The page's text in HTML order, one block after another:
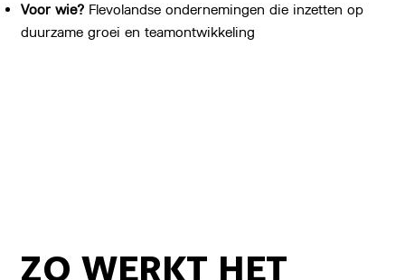
Voor wie?Flevolandse ondernemingen die inzetten op
duurzame groei en teamontwikkeling
ZO WERKT HET